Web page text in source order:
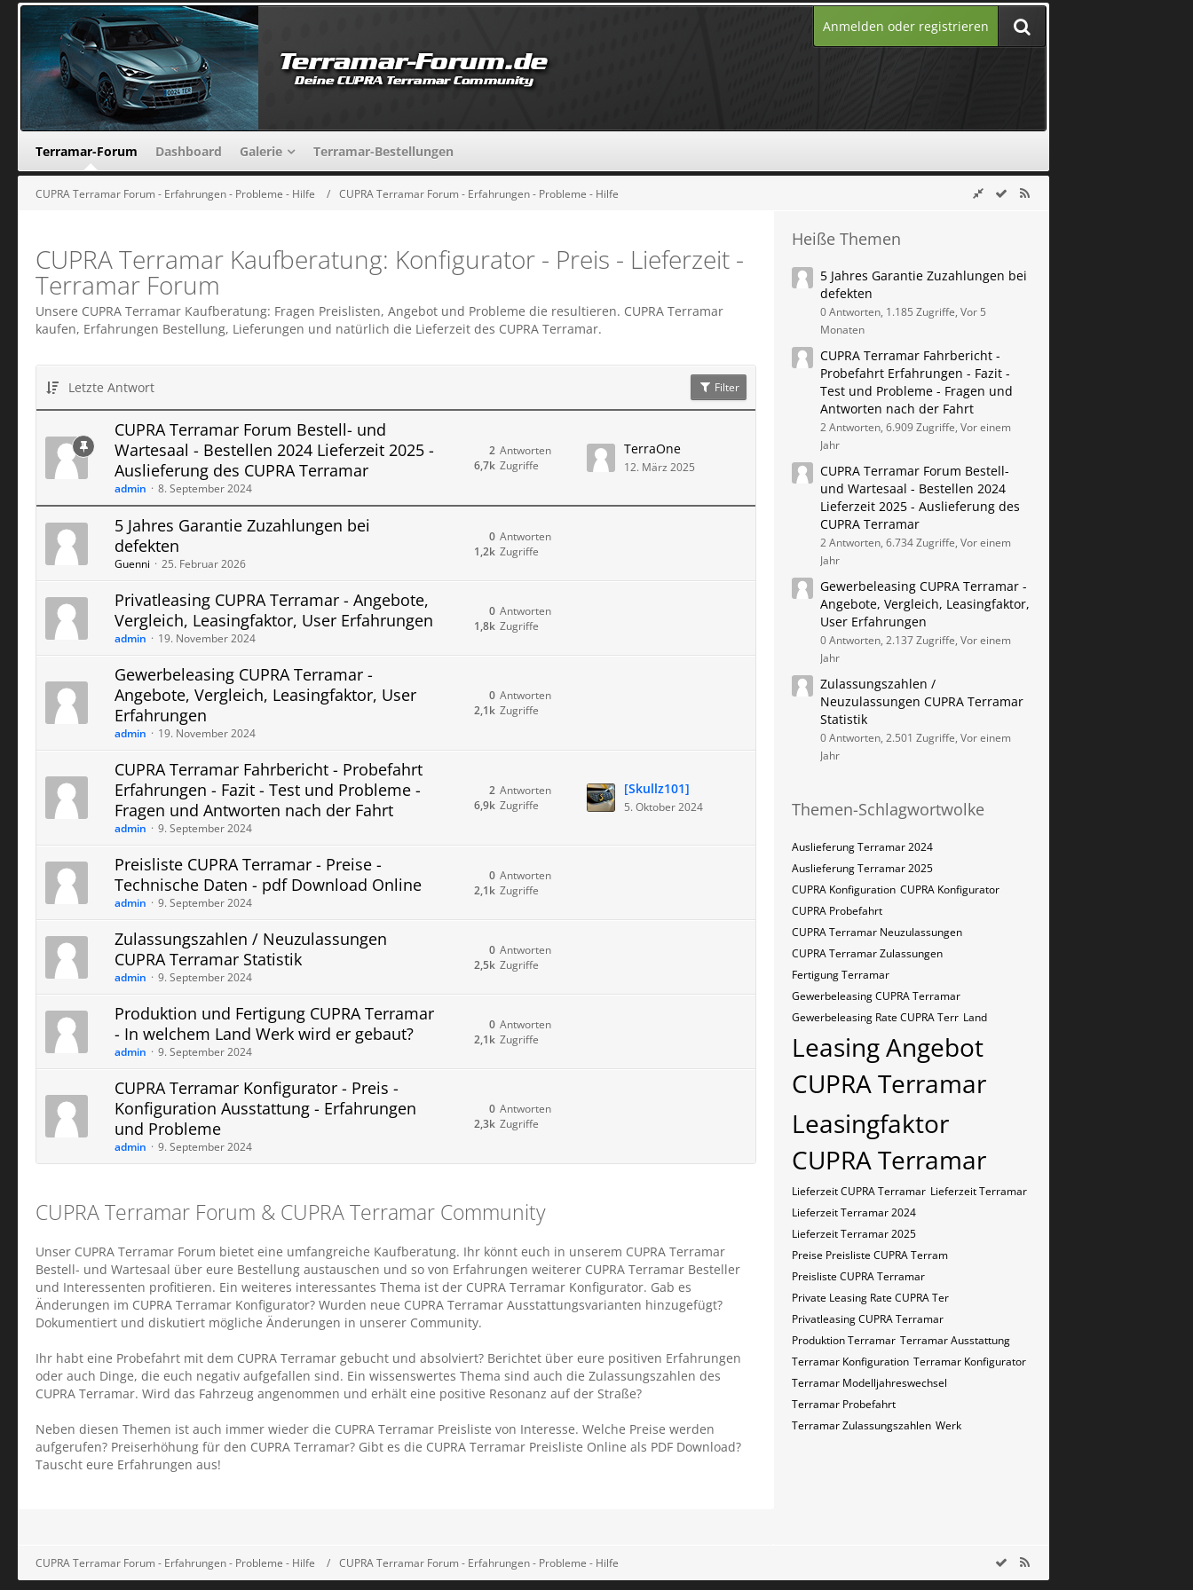
Anmelden oder registrieren
Terramar-Forum Dashboard Galerie Terramar-Bestellungen
CUPRA Terramar Forum - Erfahrungen - Probleme - Hilfe CUPRA Terramar Forum - Erfahrungen - Probleme - Hilfe
CUPRA Terramar Kaufberatung: Konfigurator - Preis - Lieferzeit -
Terramar Forum
Unsere CUPRA Terramar Kaufberatung: Fragen Preislisten, Angebot und Probleme die resultieren. CUPRA Terramar
kaufen, Erfahrungen Bestellung, Lieferungen und natürlich die Lieferzeit des CUPRA Terramar.
Letzte Antwort Filter
CUPRA Terramar Forum Bestell- und
Wartesaal - Bestellen 2024 Lieferzeit 2025 -
Auslieferung des CUPRA Terramar
admin 8. September 2024
Antworten
2
Zugriffe
6,7k
TerraOne
12. März 2025
5 Jahres Garantie Zuzahlungen bei
defekten
Guenni 25. Februar 2026
Antworten
0
Zugriffe
1,2k
Privatleasing CUPRA Terramar - Angebote,
Vergleich, Leasingfaktor, User Erfahrungen
admin 19. November 2024
Antworten
0
Zugriffe
1,8k
Gewerbeleasing CUPRA Terramar -
Angebote, Vergleich, Leasingfaktor, User
Erfahrungen
admin 19. November 2024
Antworten
0
Zugriffe
2,1k
CUPRA Terramar Fahrbericht - Probefahrt
Erfahrungen - Fazit - Test und Probleme -
Fragen und Antworten nach der Fahrt
admin 9. September 2024
Antworten
2
Zugriffe
6,9k
[Skullz101]
5. Oktober 2024
Preisliste CUPRA Terramar - Preise -
Technische Daten - pdf Download Online
admin 9. September 2024
Antworten
0
Zugriffe
2,1k
Zulassungszahlen / Neuzulassungen
CUPRA Terramar Statistik
admin 9. September 2024
Antworten
0
Zugriffe
2,5k
Produktion und Fertigung CUPRA Terramar
- In welchem Land Werk wird er gebaut?
admin 9. September 2024
Antworten
0
Zugriffe
2,1k
CUPRA Terramar Konfigurator - Preis -
Konfiguration Ausstattung - Erfahrungen
und Probleme
admin 9. September 2024
Antworten
0
Zugriffe
2,3k
CUPRA Terramar Forum & CUPRA Terramar Community
Unser CUPRA Terramar Forum bietet eine umfangreiche Kaufberatung. Ihr könnt euch in unserem CUPRA Terramar
Bestell- und Wartesaal über eure Bestellung austauschen und so von Erfahrungen weiterer CUPRA Terramar Besteller
und Interessenten profitieren. Ein weiteres interessantes Thema ist der CUPRA Terramar Konfigurator. Gab es
Änderungen im CUPRA Terramar Konfigurator? Wurden neue CUPRA Terramar Ausstattungsvarianten hinzugefügt?
Dokumentiert und diskutiert mögliche Änderungen in unserer Community.
Ihr habt eine Probefahrt mit dem CUPRA Terramar gebucht und absolviert? Berichtet über eure positiven Erfahrungen
oder auch Dinge, die euch negativ aufgefallen sind. Ein wissenswertes Thema sind auch die Zulassungszahlen des
CUPRA Terramar. Wird das Fahrzeug angenommen und erhält eine positive Resonanz auf der Straße?
Neben diesen Themen ist auch immer wieder die CUPRA Terramar Preisliste von Interesse. Welche Preise werden
aufgerufen? Preiserhöhung für den CUPRA Terramar? Gibt es die CUPRA Terramar Preisliste Online als PDF Download?
Tauscht eure Erfahrungen aus!
Heiße Themen
5 Jahres Garantie Zuzahlungen bei
defekten
0 Antworten, 1.185 Zugriffe, Vor 5
Monaten
CUPRA Terramar Fahrbericht -
Probefahrt Erfahrungen - Fazit -
Test und Probleme - Fragen und
Antworten nach der Fahrt
2 Antworten, 6.909 Zugriffe, Vor einem
Jahr
CUPRA Terramar Forum Bestell-
und Wartesaal - Bestellen 2024
Lieferzeit 2025 - Auslieferung des
CUPRA Terramar
2 Antworten, 6.734 Zugriffe, Vor einem
Jahr
Gewerbeleasing CUPRA Terramar -
Angebote, Vergleich, Leasingfaktor,
User Erfahrungen
0 Antworten, 2.137 Zugriffe, Vor einem
Jahr
Zulassungszahlen /
Neuzulassungen CUPRA Terramar
Statistik
0 Antworten, 2.501 Zugriffe, Vor einem
Jahr
Themen-Schlagwortwolke
Auslieferung Terramar 2024
Auslieferung Terramar 2025
CUPRA Konfiguration CUPRA Konfigurator
CUPRA Probefahrt
CUPRA Terramar Neuzulassungen
CUPRA Terramar Zulassungen
Fertigung Terramar
Gewerbeleasing CUPRA Terramar
Gewerbeleasing Rate CUPRA Terr Land
Leasing Angebot
CUPRA Terramar
Leasingfaktor
CUPRA Terramar
Lieferzeit CUPRA Terramar Lieferzeit Terramar
Lieferzeit Terramar 2024
Lieferzeit Terramar 2025
Preise Preisliste CUPRA Terram
Preisliste CUPRA Terramar
Private Leasing Rate CUPRA Ter
Privatleasing CUPRA Terramar
Produktion Terramar Terramar Ausstattung
Terramar Konfiguration Terramar Konfigurator
Terramar Modelljahreswechsel
Terramar Probefahrt
Terramar Zulassungszahlen Werk
CUPRA Terramar Forum - Erfahrungen - Probleme - Hilfe CUPRA Terramar Forum - Erfahrungen - Probleme - Hilfe